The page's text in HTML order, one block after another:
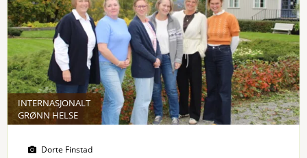
INTERNASJONALT
GRØNN HELSE
Dorte Finstad